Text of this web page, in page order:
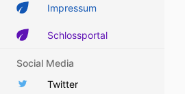
Impressum
Schlossportal
Social Media
Twitter